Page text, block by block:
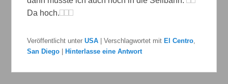
Da hoch.
Veröffentlicht unter USA |Verschlagwortet mit El Centro,
San Diego
Hinterlasse eine Antwort